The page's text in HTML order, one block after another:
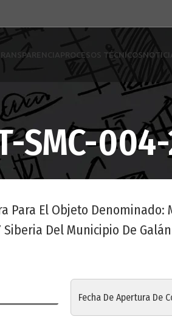
PROCESOS TÉCNICOS
SMC-
El Objeto Denominado:
Del Municipio De
Fecha De Apertura De